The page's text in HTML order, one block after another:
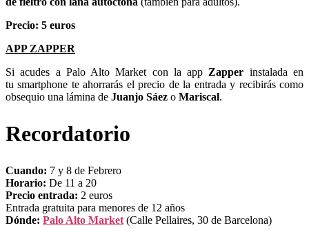
Precio: 5 euros
APP ZAPPER
Si acudes a Palo Alto Market con la app Zapper instalada en
tu smartphone te ahorrarás el precio de la entrada y recibirás como
obsequio una lámina de Juanjo Sáez o Mariscal.
Recordatorio
Cuando: 7 y 8 de Febrero
Horario: De 11 a 20
Precio entrada: 2 euros
Entrada gratuita para menores de 12 años
Dónde: Palo Alto Market (Calle Pellaires, 30 de Barcelona)